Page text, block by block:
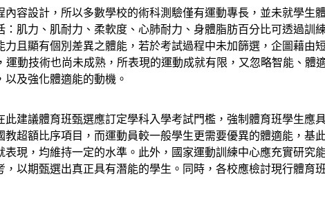
容設計，所以多數學校的術科測驗僅有運動專長，並未就學生
肌力、肌耐力、柔軟度、心肺耐力、身體脂肪百分比可透過訓
且顯有個別差異之體能，若於考試過程中未加篩選，企圖藉由
動技術也尚未成熟，所表現的運動成就有限，又忽略智能、
及強化體適能的動機。
建議體育班甄選應訂定學科入學考試門檻，強制體育班學生應
超額比序項目，而運動員較一般學生更需要優異的體適能，基
現，均維持一定的水準。此外，國家運動訓練中心應充實研究
以期甄選出真正具有潛能的學生。同時，各校應檢討現行體育